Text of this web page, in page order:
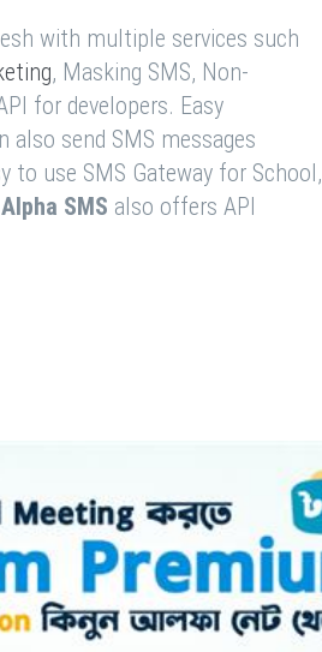
with multiple services such
, Masking SMS, Non-
for developers. Easy
send SMS messages
to use SMS Gateway for School,
Alpha SMS also offers API